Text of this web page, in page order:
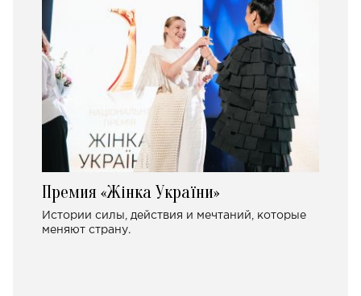
Премия «Жінка України»
Истории силы, действия и мечтаний, которые
меняют страну.